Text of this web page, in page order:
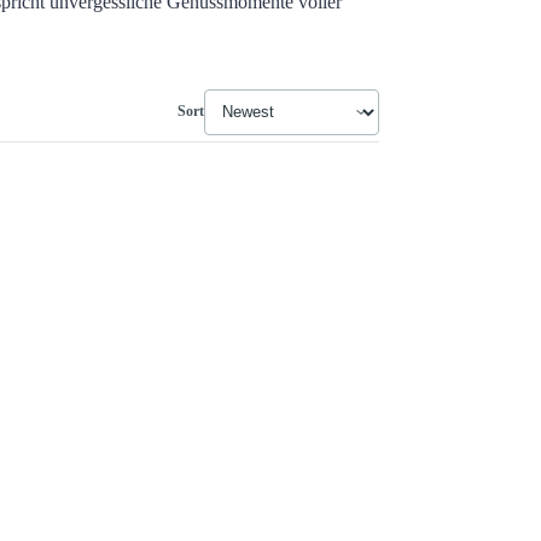
Sort